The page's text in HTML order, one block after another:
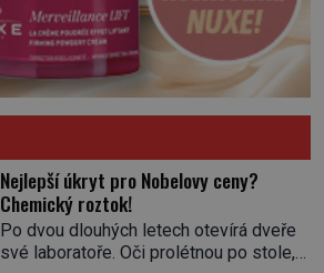
Nejlepší úkryt pro Nobelovy ceny?
Chemický roztok!
Po dvou dlouhých letech otevírá dveře
své laboratoře. Oči prolétnou po stole,